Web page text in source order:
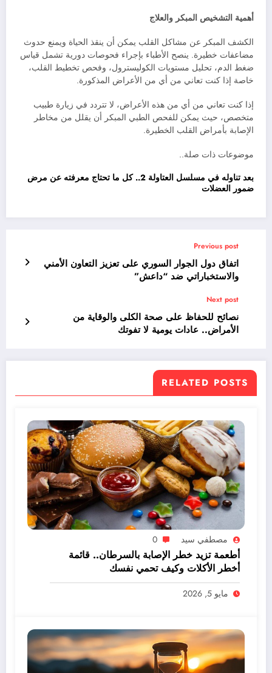
أهمية التشخيص المبكر والعلاج
الكشف المبكر عن مشاكل القلب يمكن أن ينقذ الحياة ويمنع حدوث
مضاعفات خطيرة. ينصح الأطباء بإجراء فحوصات دورية تشمل قياس
ضغط الدم، تحليل مستويات الكوليسترول، وفحص تخطيط القلب،
خاصة إذا كنت تعاني من أي من الأعراض المذكورة.
إذا كنت تعاني من أي من هذه الأعراض، لا تتردد في زيارة طبيب
متخصص، حيث يمكن للفحص الطبي المبكر أن يقلل من مخاطر
الإصابة بأمراض القلب الخطيرة.
موضوعات ذات صلة..
بعد تناوله في مسلسل العتاولة 2.. كل ما تحتاج معرفته عن مرض
ضمور العضلات
Previous post
اتفاق دول الجوار السوري على تعزيز التعاون الأمني
والاستخباراتي ضد “داعش”
Next post
نصائح للحفاظ على صحة الكلى والوقاية من
الأمراض.. عادات يومية لا تفوتك
RELATED POSTS
مصطفي سيد 0
أطعمة تزيد خطر الإصابة بالسرطان.. قائمة
أخطر الأكلات وكيف تحمي نفسك
مايو 5, 2026